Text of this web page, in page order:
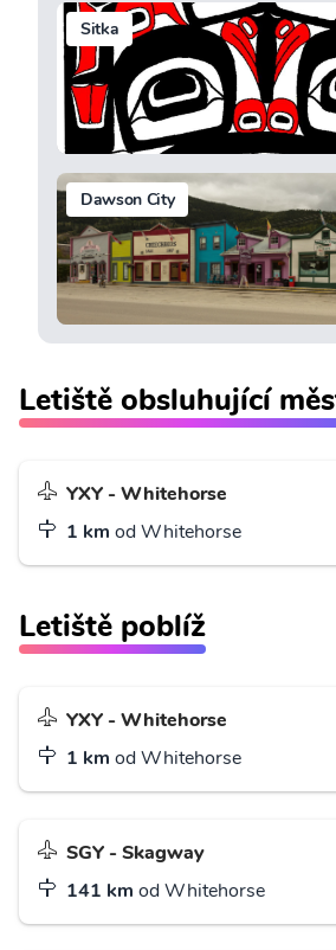
Sitka
Dawson City
Letiště obsluhující
YXY - Whitehorse
1 km od Whitehorse
Letiště poblíž
YXY - Whitehorse
1 km od Whitehorse
SGY - Skagway
141 km od Whitehorse